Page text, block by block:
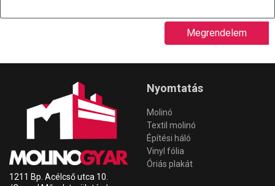
Megrendelem
1211 Bp. Acélcső utca 10.
Nyomtatás
Molinó
Textil molinó
Építési háló
Vinyl fólia
Óriás plakát